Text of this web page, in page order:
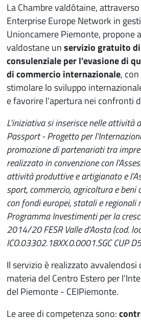
La Chambre valdôtaine,
Enterprise Europe Network in
Unioncamere Piemonte, propone
valdostane unservizio gratuito
consulenziale per l'evasione di
di commercio internazionale,
stimolare lo sviluppo
e favorire l'apertura nei confronti
L'iniziativa si inserisce nelle attività
Passport - Progetto per
promozione di partenariati tra
realizzato in convenzione con
attività produttive e artigianato e
sport, commercio, agricoltura e
con fondi europei, statali e regionali
Programma Investimenti per la
2014/20 FESR Valle d'Aosta (cod.
ICO.03302.18XX.0.0001.SGC CUP
Il servizio è realizzato avvalendosi
materia del Centro Estero per
del Piemonte - CEIPiemonte.
Le aree di competenza sono: